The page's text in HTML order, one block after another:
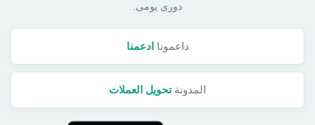
دورى يومى.
داعمونا ادعمنا
المدونةتحويل العملات